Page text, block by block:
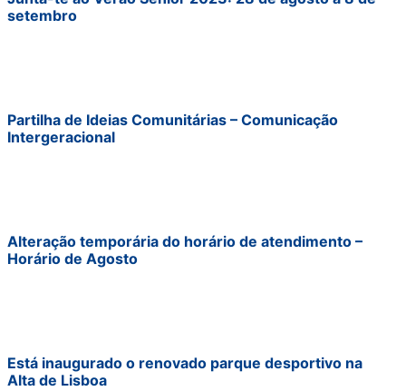
setembro
Partilha de Ideias Comunitárias – Comunicação
Intergeracional
Alteração temporária do horário de atendimento –
Horário de Agosto
Está inaugurado o renovado parque desportivo na
Alta de Lisboa